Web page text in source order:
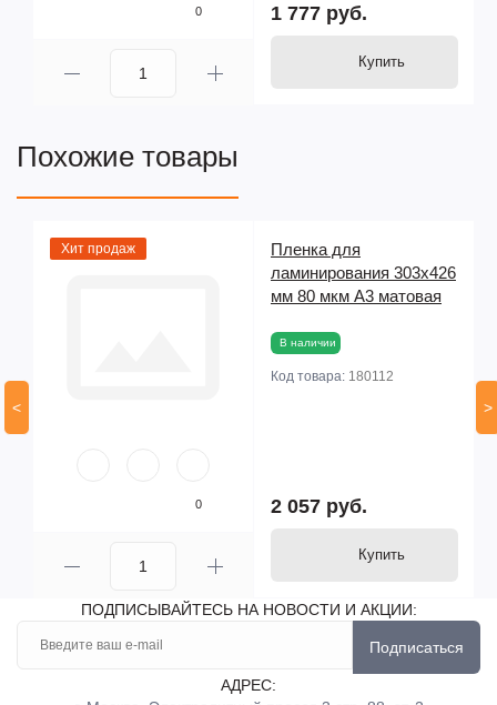
0 1 777 руб.
Купить
Похожие товары
<
Хит продаж
0
Пленка для
ламинирования 303x426
мм 80 мкм А3 матовая
В наличии
Код товара: 180112
2 057 руб.
Купить
>
ПОДПИСЫВАЙТЕСЬ НА НОВОСТИ И АКЦИИ:
Подписаться
АДРЕС: